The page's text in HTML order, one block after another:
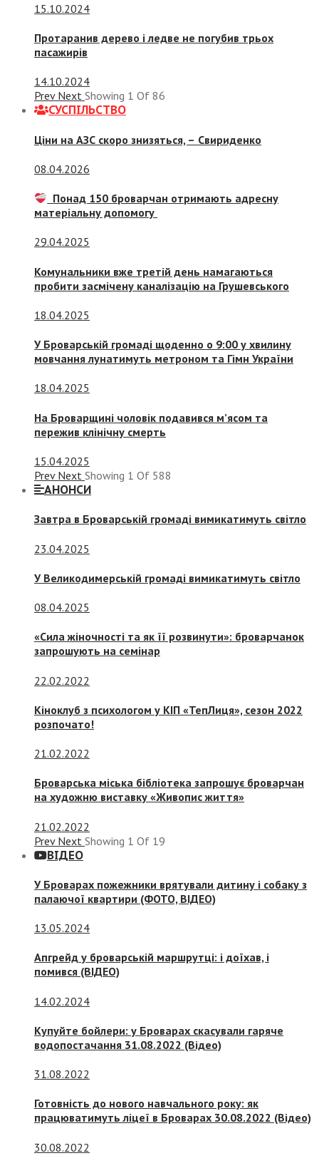
15.10.2024
Протаранив дерево і ледве не погубив трьох
пасажирів
14.10.2024
Prev Next Showing 1 Of 86
СУСПIЛЬСТВО
Ціни на АЗС скоро знизяться, – Свириденко
08.04.2026
Понад 150 броварчан отримають адресну
матеріальну допомогу
29.04.2025
Комунальники вже третій день намагаються
пробити засмічену каналізацію на Грушевського
18.04.2025
У Броварській громаді щоденно о 9:00 у хвилину
мовчання лунатимуть метроном та Гімн України
18.04.2025
На Броварщині чоловік подавився м’ясом та
пережив клінічну смерть
15.04.2025
Prev Next Showing 1 Of 588
АНОНСИ
Завтра в Броварській громаді вимикатимуть світло
23.04.2025
У Великодимерській громаді вимикатимуть світло
08.04.2025
«Сила жіночності та як її розвинути»: броварчанок
запрошують на семінар
22.02.2022
Кіноклуб з психологом у КІП «ТепЛиця», сезон 2022
розпочато!
21.02.2022
Броварська міська бібліотека запрошує броварчан
на художню виставку «Живопис життя»
21.02.2022
Prev Next Showing 1 Of 19
ВІДЕО
У Броварах пожежники врятували дитину і собаку з
палаючої квартири (ФОТО, ВІДЕО)
13.05.2024
Апгрейд у броварській маршрутці: і доїхав, і
помився (ВІДЕО)
14.02.2024
Купуйте бойлери: у Броварах скасували гаряче
водопостачання 31.08.2022 (Відео)
31.08.2022
Готовність до нового навчального року: як
працюватимуть ліцеї в Броварах 30.08.2022 (Відео)
30.08.2022